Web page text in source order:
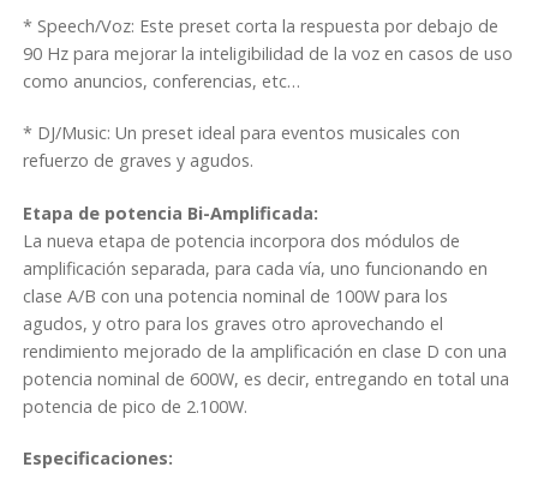
8
7
0
m
a
r
m
a
T
L
1
* Speech/Voz: Este preset corta la respuesta por debajo de
90 Hz para mejorar la inteligibilidad de la voz en casos de uso
como anuncios, conferencias, etc…
* DJ/Music: Un preset ideal para eventos musicales con
refuerzo de graves y agudos.
Etapa de potencia Bi-Amplificada:
La nueva etapa de potencia incorpora dos módulos de
amplificación separada, para cada vía, uno funcionando en
clase A/B con una potencia nominal de 100W para los
agudos, y otro para los graves otro aprovechando el
rendimiento mejorado de la amplificación en clase D con una
potencia nominal de 600W, es decir, entregando en total una
potencia de pico de 2.100W.
Especificaciones: